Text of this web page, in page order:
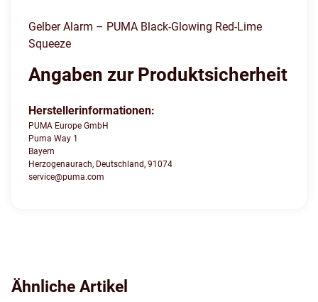
Gelber Alarm – PUMA Black-Glowing Red-Lime
Squeeze
Angaben zur Produktsicherheit
Herstellerinformationen:
PUMA Europe GmbH
Puma Way 1
Bayern
Herzogenaurach, Deutschland, 91074
service@puma.com
Ähnliche Artikel